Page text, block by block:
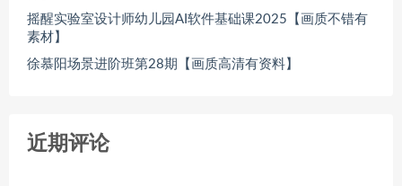
摇醒实验室设计师幼儿园AI软件基础课2025【画质不错有
素材】
徐慕阳场景进阶班第28期【画质高清有资料】
近期评论